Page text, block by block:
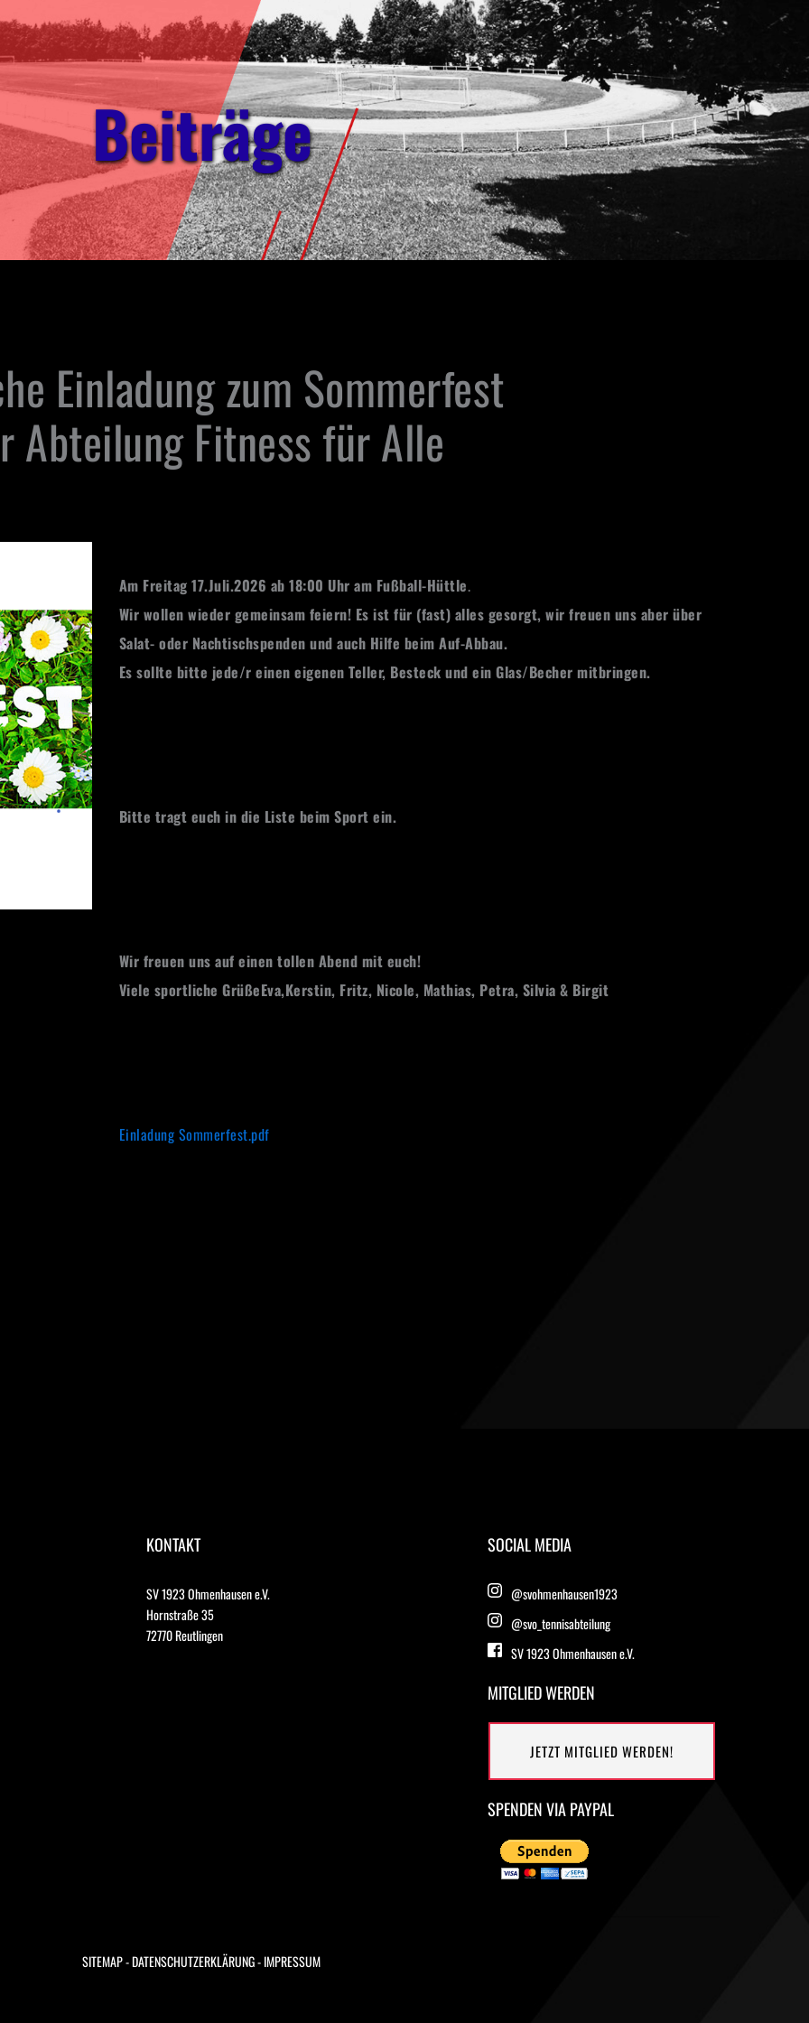
Beiträge
Einladung zum Sommerfest
Abteilung Fitness für Alle
Am Freitag 17.Juli.2026 ab 18:00 Uhr am Fußball-Hüttle.
Wir wollen wieder gemeinsam feiern! Es ist für (fast) alles gesorgt, wir freuen uns aber über
Salat- oder Nachtischspenden und auch Hilfe beim Auf-Abbau.
Es sollte bitte jede/r einen eigenen Teller, Besteck und ein Glas/Becher mitbringen.
Bitte tragt euch in die Liste beim Sport ein.
Wir freuen uns auf einen tollen Abend mit euch!
Viele sportliche GrüßeEva,Kerstin, Fritz, Nicole, Mathias, Petra, Silvia & Birgit
Einladung Sommerfest.pdf
KONTAKT
SV 1923 Ohmenhausen e.V.
Hornstraße 35
72770 Reutlingen
SOCIAL MEDIA
@svohmenhausen1923
@svo_tennisabteilung
SV 1923 Ohmenhausen e.V.
MITGLIED WERDEN
JETZT MITGLIED WERDEN!
SPENDEN VIA PAYPAL
SITEMAP - DATENSCHUTZERKLÄRUNG - IMPRESSUM